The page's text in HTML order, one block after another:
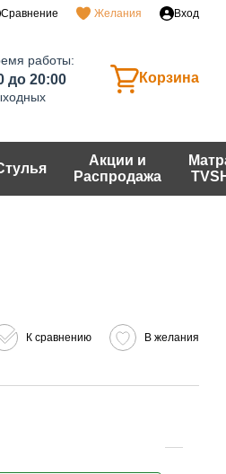
Сравнение Желания Вход
работы:
до 20:00 Корзина
Акции и
Распродажа
К сравнению В желания